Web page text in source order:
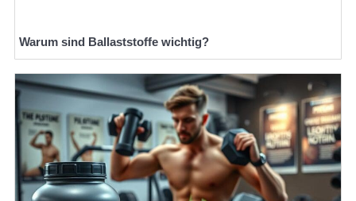
Warum sind Ballaststoffe wichtig?